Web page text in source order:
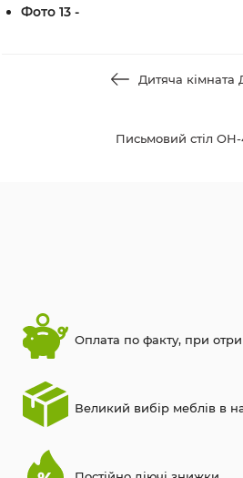
Фото 13 -
Дитяча кімната
Письмовий стіл
Оплата по факту, при
Великий вибір меблів в